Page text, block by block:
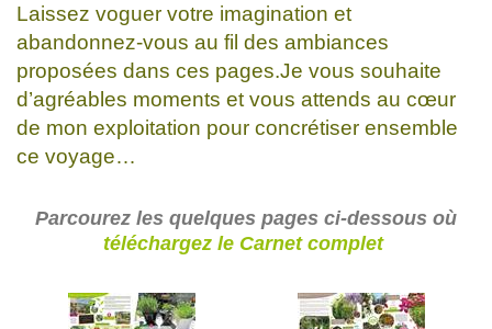
Laissez voguer votre imagination et
abandonnez-vous au fil des ambiances
proposées dans ces pages.Je vous souhaite
d’agréables moments et vous attends au cœur
de mon exploitation pour concrétiser ensemble
ce voyage…
Parcourez les quelques pages ci-dessous où
téléchargez le Carnet complet